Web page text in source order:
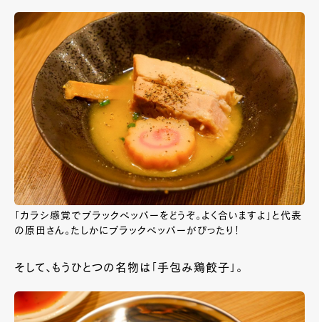
「カラシ感覚でブラックペッパーをどうぞ。よく合いますよ」と代表
の原田さん。たしかにブラックペッパーがぴったり！
そして、もうひとつの名物は「手包み鶏餃子」。